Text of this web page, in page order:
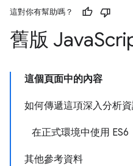
這對你有幫助嗎？
舊版 Java
這個頁面中的內容
如何傳遞這項深入分析
在正式環境中使用 ES6
其他參考資料